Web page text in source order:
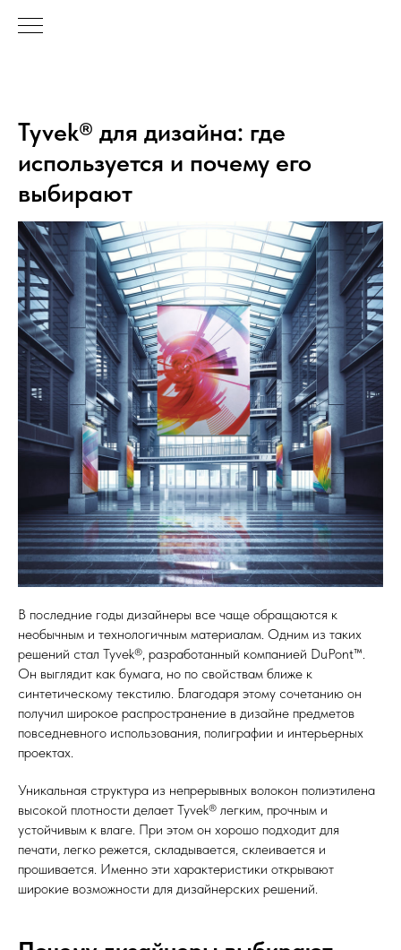
Tyvek® для дизайна: где
используется и почему его
выбирают
В последние годы дизайнеры все чаще обращаются к
необычным и технологичным материалам. Одним из таких
решений стал Tyvek®, разработанный компанией DuPont™.
Он выглядит как бумага, но по свойствам ближе к
синтетическому текстилю. Благодаря этому сочетанию он
получил широкое распространение в дизайне предметов
повседневного использования, полиграфии и интерьерных
проектах.
Уникальная структура из непрерывных волокон полиэтилена
высокой плотности делает Tyvek® легким, прочным и
устойчивым к влаге. При этом он хорошо подходит для
печати, легко режется, складывается, склеивается и
прошивается. Именно эти характеристики открывают
широкие возможности для дизайнерских решений.